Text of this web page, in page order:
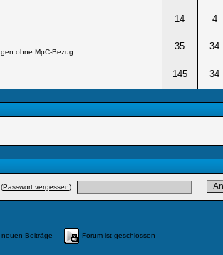
14 4
ohne MpC-Bezug.
35 34
145 34
Passwort vergessen):
neuen Beiträge Forum ist geschlossen